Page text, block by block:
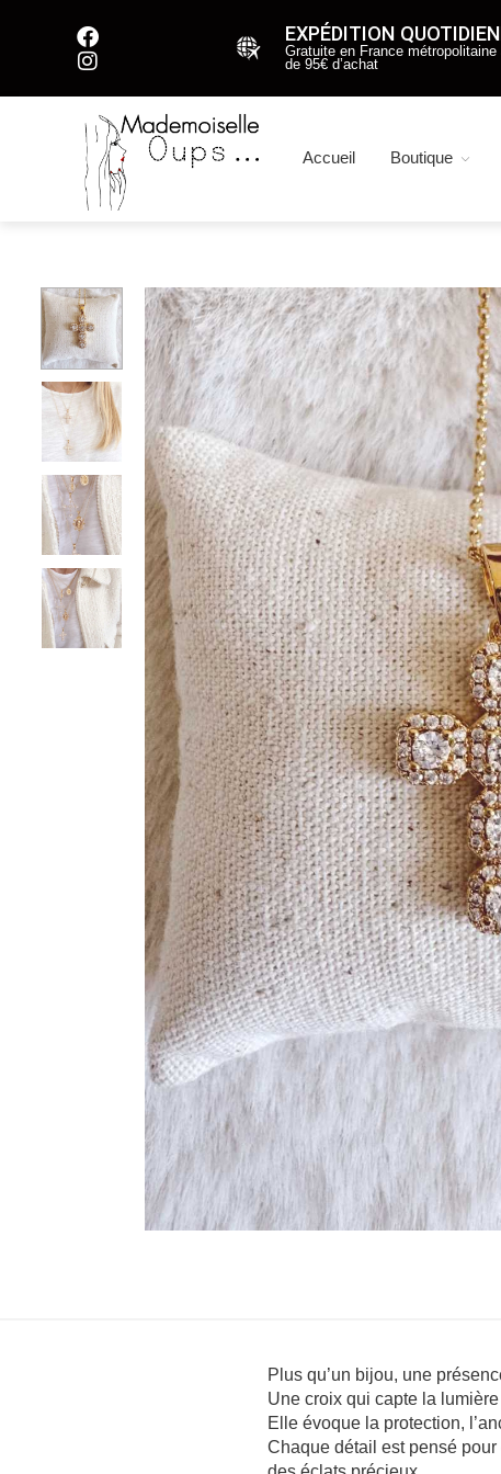
EXPÉDITION
Gratuite en France métropolitaine
de 95€ d’achat
Accueil Boutique
Plus qu’un bijou, une
Une croix qui capte la
Elle évoque la protection,
Chaque détail est pensé